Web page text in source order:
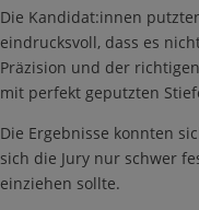
Die Kandidat:innen
eindrucksvoll, dass es
Präzision und der
mit perfekt geputzten
Die Ergebnisse konnten
sich die Jury nur schwer
einziehen sollte.